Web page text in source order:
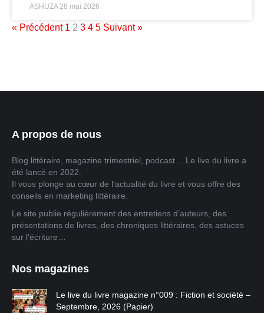
ASHUZA28 mai 2026
« Précédent 1 2 3 4 5 Suivant »
A propos de nous
Blog littéraire, magazine trimestriel, podcast… Le live du livre a
été lancé en 2022.
Il vous plonge au cœur de l'actualité du livre et vous offre des
conseils en marketing littéraire.
Le site publie régulièrement des entretiens d’auteurs, des
présentations de livres, des chroniques littéraires, des astuces
sur l’écriture…
Nos magazines
Le live du livre magazine n°009 : Fiction et société –
Septembre, 2026 (Papier)